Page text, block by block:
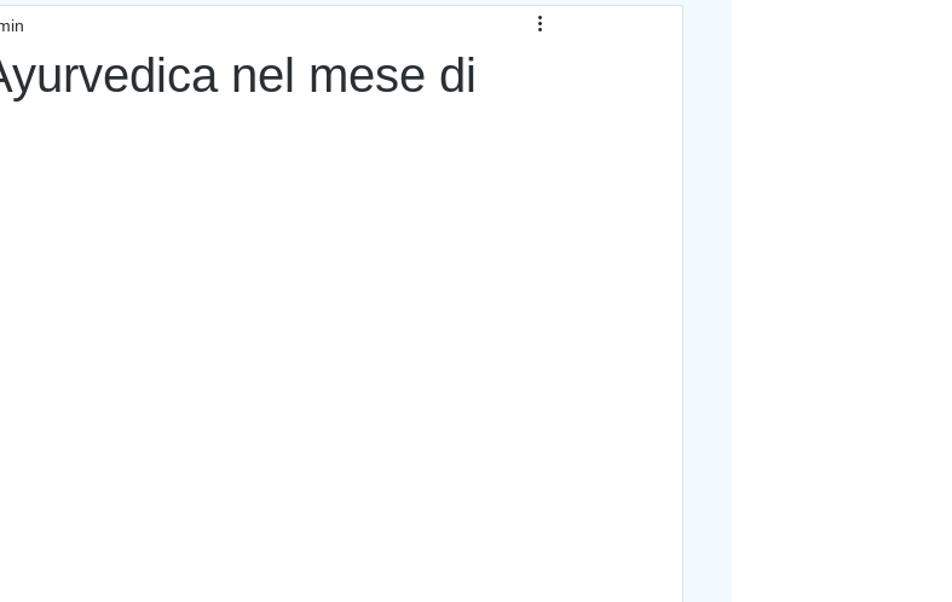
nel mese di